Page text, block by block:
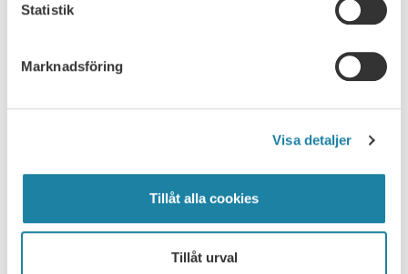
Statistik
Marknadsföring
Visa detaljer
Tillåt alla cookies
Tillåt urval
News/Nyheter
Reports/rapporter
Lokala avtal
Bylaws/Stadgar